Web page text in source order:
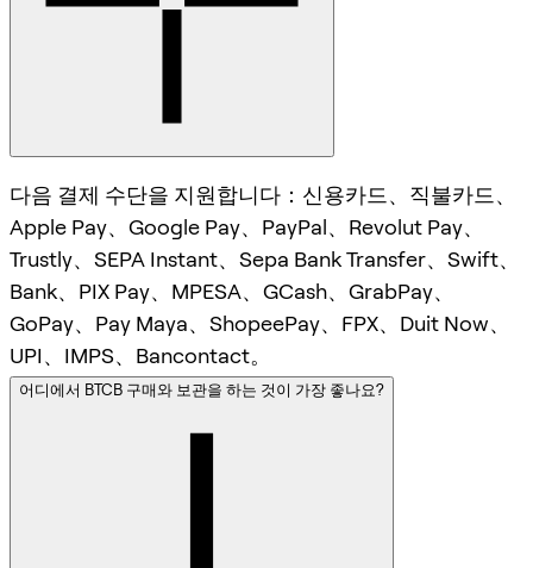
다음 결제 수단을 지원합니다：신용카드、직불카드、
Apple Pay、Google Pay、PayPal、Revolut Pay、
Trustly、SEPA Instant、Sepa Bank Transfer、Swift、
Bank、PIX Pay、MPESA、GCash、GrabPay、
GoPay、Pay Maya、ShopeePay、FPX、Duit Now、
UPI、IMPS、Bancontact。
어디에서 BTCB 구매와 보관을 하는 것이 가장 좋나요?